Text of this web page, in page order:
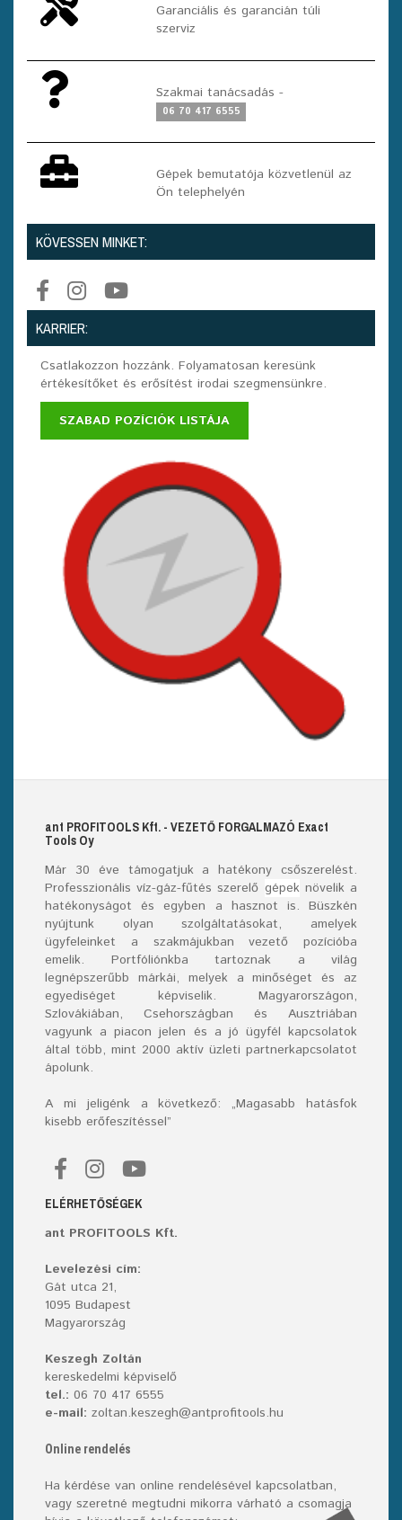
Garanciális és garancián túli
szerviz
Szakmai tanácsadás -
06 70 417 6555
Gépek bemutatója közvetlenül az
Ön telephelyén
KÖVESSEN MINKET:
KARRIER:
Csatlakozzon hozzánk. Folyamatosan keresünk
értékesítőket és erősítést irodai szegmensünkre.
SZABAD POZÍCIÓK LISTÁJA
ant PROFITOOLS Kft. - VEZETŐ FORGALMAZÓ Exact
Tools Oy
Már 30 éve támogatjuk a hatékony csőszerelést.
Professzionális víz-gáz-fűtés szerelő gépeknövelik a
hatékonyságot és egyben a hasznot is. Büszkén
nyújtunk olyan szolgáltatásokat, amelyek
ügyfeleinket a szakmájukban vezető pozícióba
emelik. Portfóliónkba tartoznak a világ
legnépszerűbb márkái, melyek a minőséget és az
egyediséget képviselik. Magyarországon,
Szlovákiában, Csehországban és Ausztriában
vagyunk a piacon jelen és a jó ügyfél kapcsolatok
által több, mint 2000 aktív üzleti partnerkapcsolatot
ápolunk.
A mi jeligénk a következő: „Magasabb hatásfok
kisebb erőfeszítéssel”
ELÉRHETŐSÉGEK
ant PROFITOOLS Kft.
Levelezési cím:
Gát utca 21,
1095 Budapest
Magyarország
Keszegh Zoltán
kereskedelmi képviselő
tel.: 06 70 417 6555
e-mail: zoltan.keszegh@antprofitools.hu
Online rendelés
Ha kérdése van online rendelésével kapcsolatban,
vagy szeretné megtudni mikorra várható a csomagja